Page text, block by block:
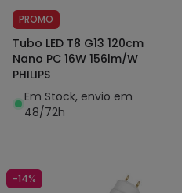
PROMO
Tubo LED T8 G13 120cm
Nano PC 16W 156lm/W
PHILIPS
Em Stock, envio em
48/72h
-14%